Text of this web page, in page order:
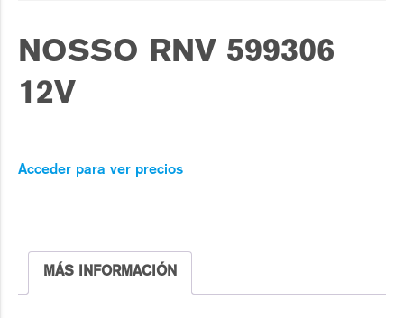
NOSSO RNV 599306
12V
Acceder para ver precios
MÁS INFORMACIÓN